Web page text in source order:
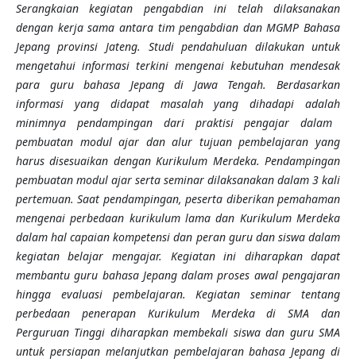
Serangkaian kegiatan pengabdian ini telah dilaksanakan
dengan kerja sama antara tim pengabdian dan MGMP Bahasa
Jepang provinsi Jateng. Studi pendahuluan dilakukan untuk
mengetahui informasi terkini mengenai kebutuhan mendesak
para guru bahasa Jepang di Jawa Tengah.
Berdasarkan
informasi yang didapatmasalah yang dihadapi adalah
minimnya pendampingan dari praktisi pengajar dalam
pembuatan modul ajar dan alur tujuan pembelajaran yang
harus disesuaikan dengan Kurikulum Merdeka. Pendampingan
pembuatan modul ajar serta seminar dilaksanakan dalam 3 kali
pertemuan.Saat pendampingan, peserta diberikan pemahaman
mengenai perbedaan kurikulum lama dan Kurikulum Merdeka
dalam hal capaian kompetensi dan peran guru dan siswa dalam
kegiatan belajar mengajar. Kegiatan ini diharapkan dapat
membantu guru bahasa Jepang dalam proses awal pengajaran
hingga evaluasi pembelajaran. Kegiatan seminar tentang
perbedaan penerapan Kurikulum Merdeka di SMA dan
Perguruan Tinggi diharapkan membekali siswa dan guru SMA
untuk persiapan melanjutkan pembelajaran bahasa Jepang di